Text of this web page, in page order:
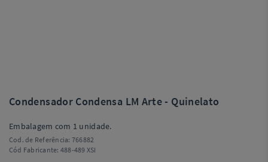
Condensador Condensa LM Arte - Quinelato
Embalagem com 1 unidade.
Cod. de Referência: 766882
Cód Fabricante: 488-489 XSI